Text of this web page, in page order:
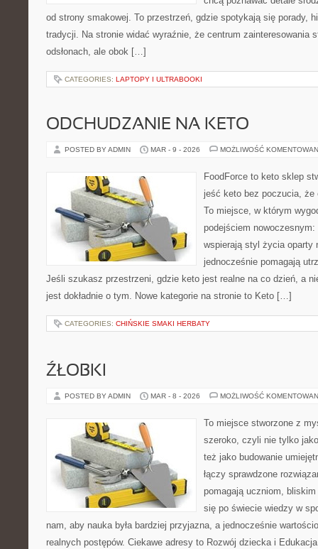
od strony smakowej. To przestrzeń, gdzie spotykają się porady,
tradycji. Na stronie widać wyraźnie, że centrum zainteresowania
odsłonach, ale obok […]
CATEGORIES: LAPTOPY I ULTRABOOKI
ODCHUDZANIE NA KETO
POSTED BY ADMIN MAR - 9 - 2026 MOŻLIWOŚĆ
FoodForce to keto sklep
jeść keto bez poczucia,
To miejsce, w którym
podejściem
wspierają styl życia oparty
jednocześnie pomagają
Jeśli szukasz przestrzeni, gdzie keto jest realne na co dzień, a
jest dokładnie o tym. Nowe kategorie na stronie to Keto […]
CATEGORIES: CHIŃSKIE SMAKI HERBATY
ŹŁOBKI
POSTED BY ADMIN MAR - 8 - 2026 MOŻLIWOŚĆ
To miejsce stworzone z
szeroko, czyli nie tylko
też jako budowanie
łączy sprawdzone
pomagają uczniom,
się po świecie wiedzy w
nam, aby nauka była bardziej przyjazna, a jednocześnie
realnych postępów. Ciekawe adresy to Rozwój dziecka i